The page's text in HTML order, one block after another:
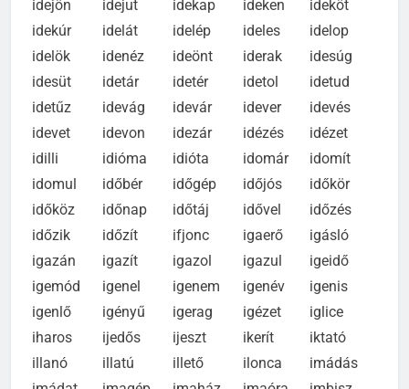
idejön
idejut idekap ideken
ideköt
idekúr
idelát idelép ideles
idelop
idelök
idenéz ideönt iderak
idesúg
idesüt
idetár idetér idetol
idetud
idetűz
idevág idevár idever
idevés
idevet
idevon idezár idézés
idézet
idilli
idióma idióta idomár
idomít
idomul
időbér időgép időjós
időkör
időköz
időnap időtáj idővel
időzés
időzik
időzít ifjonc igaerő
igásló
igazán
igazít igazol igazul
igeidő
igemód
igenel igenem igenév
igenis
igenlő
igényű igerag igézet
iglice
iharos
ijedős ijeszt ikerít
iktató
illanó
illatú illető ilonca imádás